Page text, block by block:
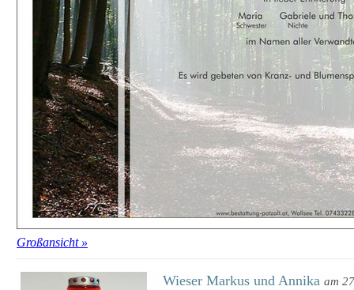
Großansicht »
Wieser Markus und Annika am